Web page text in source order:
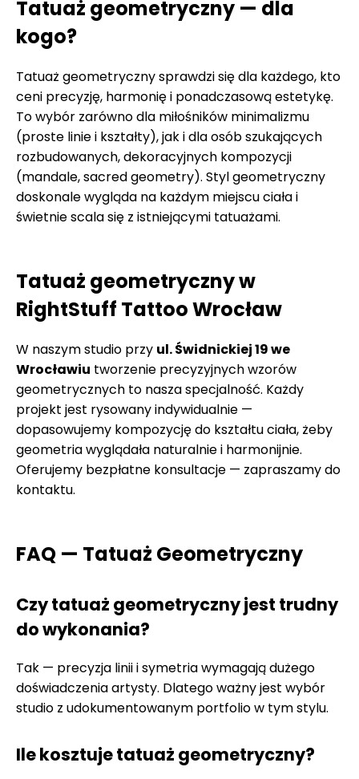
Tatuaż geometryczny — dla
kogo?
Tatuaż geometryczny sprawdzi się dla każdego, kto
ceni precyzję, harmonię i ponadczasową estetykę.
To wybór zarówno dla miłośników minimalizmu
(proste linie i kształty), jak i dla osób szukających
rozbudowanych, dekoracyjnych kompozycji
(mandale, sacred geometry). Styl geometryczny
doskonale wygląda na każdym miejscu ciała i
świetnie scala się z istniejącymi tatuażami.
Tatuaż geometryczny w
RightStuff Tattoo Wrocław
W naszym studio przy ul. Świdnickiej 19 we
Wrocławiu tworzenie precyzyjnych wzorów
geometrycznych to nasza specjalność. Każdy
projekt jest rysowany indywidualnie —
dopasowujemy kompozycję do kształtu ciała, żeby
geometria wyglądała naturalnie i harmonijnie.
Oferujemy bezpłatne konsultacje — zapraszamy do
kontaktu.
FAQ — Tatuaż Geometryczny
Czy tatuaż geometryczny jest trudny
do wykonania?
Tak — precyzja linii i symetria wymagają dużego
doświadczenia artysty. Dlatego ważny jest wybór
studio z udokumentowanym portfolio w tym stylu.
Ile kosztuje tatuaż geometryczny?